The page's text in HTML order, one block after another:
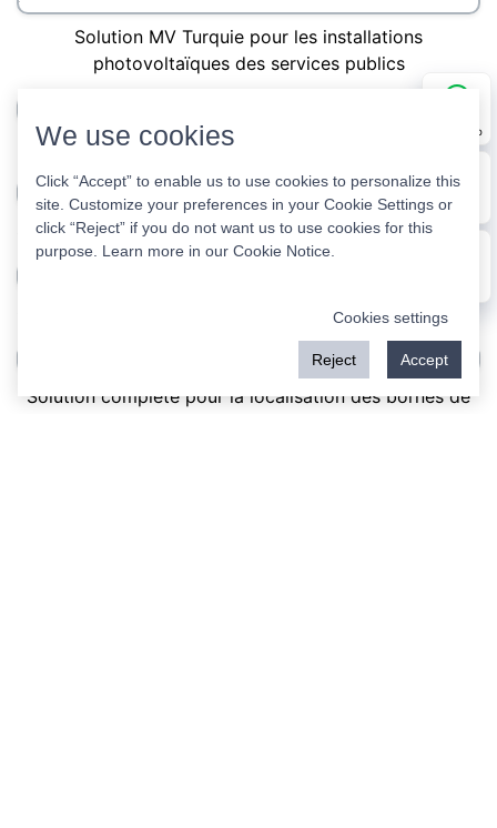
Solution de système de conversion de puissance
Solution publique de station de charge
PV et système de stockage d'énergie dans la station
de charge EV
Solution MV Turquie pour les installations
photovoltaïques des services publics
WhatsApp
E-mail
We use cookies
Click “Accept” to enable us to use cookies to personalize this
site. Customize your preferences in your Cookie Settings or
click “Reject” if you do not want us to use cookies for this
purpose. Learn more in our Cookie Notice
Cookies settings
Reject Accept